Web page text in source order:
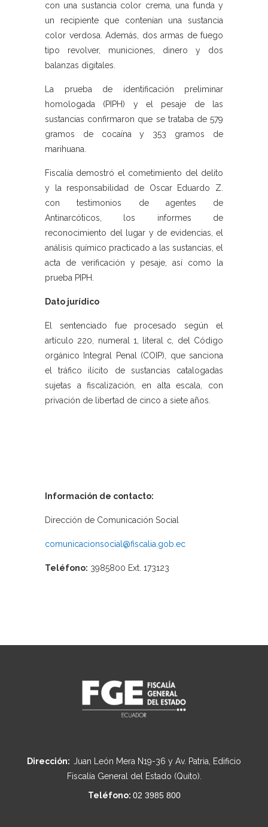
con una sustancia color crema, una funda y
un recipiente que contenían una sustancia
color verdosa. Además, dos armas de fuego
tipo revolver, municiones, dinero y dos
balanzas digitales.
La prueba de identificación preliminar
homologada (PIPH) y el pesaje de las
sustancias confirmaron que se trataba de 579
gramos de cocaína y 353 gramos de
marihuana.
Fiscalía demostró el cometimiento del delito
y la responsabilidad de Oscar Eduardo Z.
con testimonios de agentes de
Antinarcóticos, los informes de
reconocimiento del lugar y de evidencias, el
análisis químico practicado a las sustancias, el
acta de verificación y pesaje, así como la
prueba PIPH.
Dato jurídico
El sentenciado fue procesado según el
artículo 220, numeral 1, literal c, del Código
orgánico Integral Penal (COIP), que sanciona
el tráfico ilícito de sustancias catalogadas
sujetas a fiscalización, en alta escala, con
privación de libertad de cinco a siete años.
Información de contacto:
Dirección de Comunicación Social
comunicacionsocial@fiscalia.gob.ec
Teléfono: 3985800 Ext. 173123
Dirección: Juan León Mera N19-36 y Av. Patria, Edificio
Fiscalía General del Estado (Quito).
Teléfono: 02 3985 800